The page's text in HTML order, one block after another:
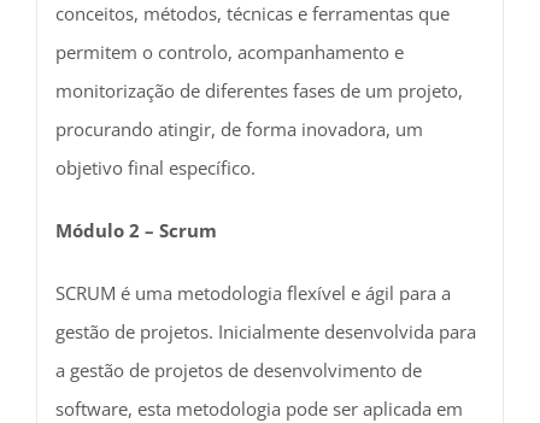
conceitos, métodos, técnicas e ferramentas que
permitem o controlo, acompanhamento e
monitorização de diferentes fases de um projeto,
procurando atingir, de forma inovadora, um
objetivo final específico.
Módulo 2 – Scrum
SCRUM é uma metodologia flexível e ágil para a
gestão de projetos. Inicialmente desenvolvida para
a gestão de projetos de desenvolvimento de
software, esta metodologia pode ser aplicada em